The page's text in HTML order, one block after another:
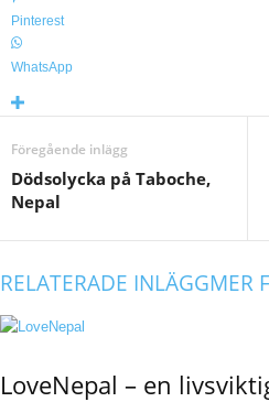
Pinterest
WhatsApp
Föregående inlägg
Dödsolycka på Taboche,
Nepal
RELATERADE INLÄGGMER
LoveNepal – en